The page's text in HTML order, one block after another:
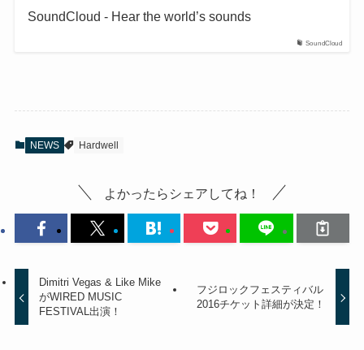
SoundCloud
SoundCloud - Hear the world’s sounds
NEWS Hardwell
よかったらシェアしてね！
Dimitri Vegas & Like Mike
がWIRED MUSIC
FESTIVAL出演！
フジロックフェスティバル
2016チケット詳細が決定！